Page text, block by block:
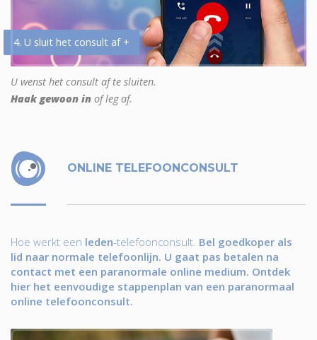
4. U sluit het consult af +
U wenst het consult af te sluiten.
Haak gewoon in of leg af.
ONLINE TELEFOONCONSULT
Hoe werkt een leden-telefoonconsult. Bel goedkoper als
lid naar normale telefoonlijn. U gaat pas betalen na
contact met een paranormale online medium. Ontdek
hier het eenvoudige stappenplan van een paranormaal
online telefoonconsult.